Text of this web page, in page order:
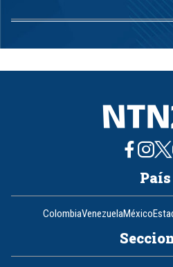
1
8
País
ColombiaVenezuelaMéxico